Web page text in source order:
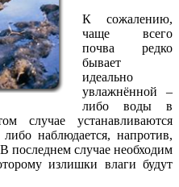
К сожалению,
чаще всего
почва редко
бывает
идеально
увлажнённой –
либо воды в
случае устанавливаются
наблюдается, напротив,
последнем случае необходим
излишки влаги будут